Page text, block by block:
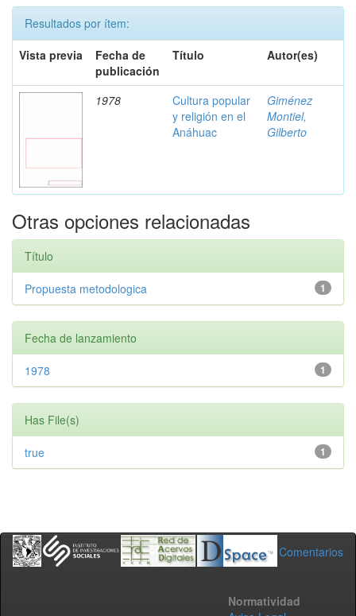
Resultados por ítem:
Vista previa
Fecha de
publicación
Título Autor(es)
1978
Cultura popular
y religión en el
Anáhuac
Giménez
Montiel,
Gilberto
Otras opciones relacionadas
Título
1
Propuesta metodologica
Fecha de lanzamiento
1
1978
Has File(s)
1
true
Comentarios
Normatividad